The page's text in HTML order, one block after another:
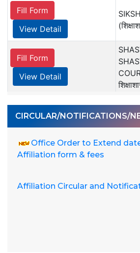
CIRCULAR/NOTIFICATIONS/
Office Order to Extend
Affiliation form & fees
Affiliation Circular and